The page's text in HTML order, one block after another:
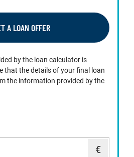
A LOAN OFFER
by the loan calculator is
that the details of your final loan
the information provided by the